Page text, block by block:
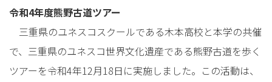
令和4年度熊野古道ツアー
三重県のユネスコスクールである木本高校と本学の共催
で、三重県のユネスコ世界文化遺産である熊野古道を歩く
ツアーを令和4年12月18日に実施しました。この活動は、